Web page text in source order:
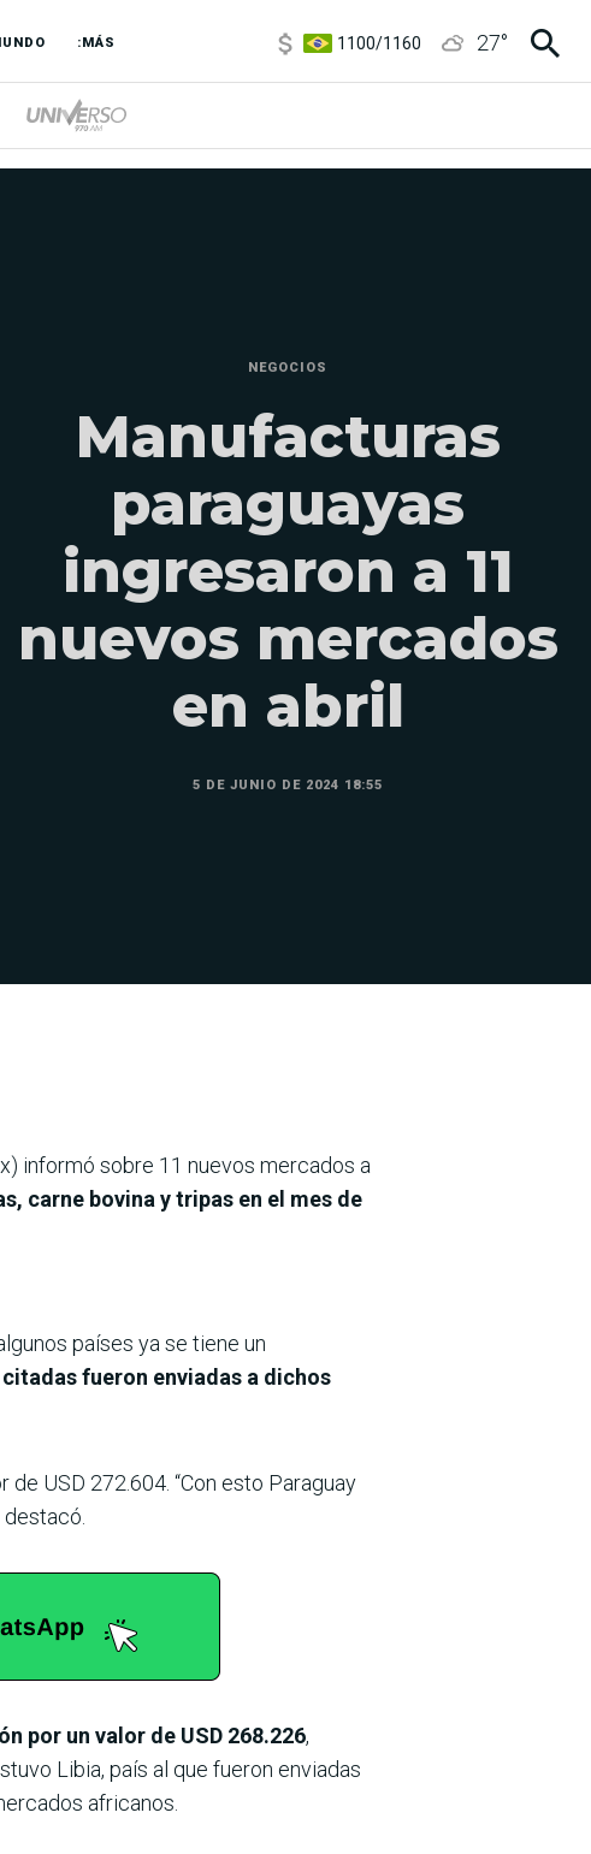
:MÁS
3,8/4
27°
NEGOCIOS
Manufacturas
paraguayas
ingresaron a 11
nuevos mercados
en abril
5 DE JUNIO DE 2024 18:55
informó sobre 11 nuevos mercados a
carne bovina y tripas en el mes de
países ya se tiene un
fueron enviadas a dichos
USD 272.604. “Con esto Paraguay
por un valor de USD 268.226,
Libia, país al que fueron enviadas
africanos.